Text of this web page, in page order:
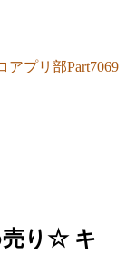
アプリ部Part7069
り☆ キ